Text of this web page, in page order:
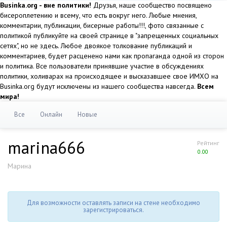
Businka.org - вне политики! Друзья, наше сообщество посвящено
бисероплетению и всему, что есть вокруг него. Любые мнения,
комментарии, публикации, бисерные работы!!!, фото связанные с
политикой публикуйте на своей странице в "запрещенных социальных
сетях", но не здесь. Любое двоякое толкование публикаций и
комментариев, будет расценено нами как пропаганда одной из сторон
и политика. Все пользователи принявшие участие в обсуждениях
политики, холиварах на происходящее и высказавшее свое ИМХО на
Businka.org будут исключены из нашего сообщества навсегда. Всем
мира!
Все Онлайн Новые
Рейтинг
0.00
marina666
Марина
Для возможности оставлять записи на стене необходимо
зарегистрироваться.